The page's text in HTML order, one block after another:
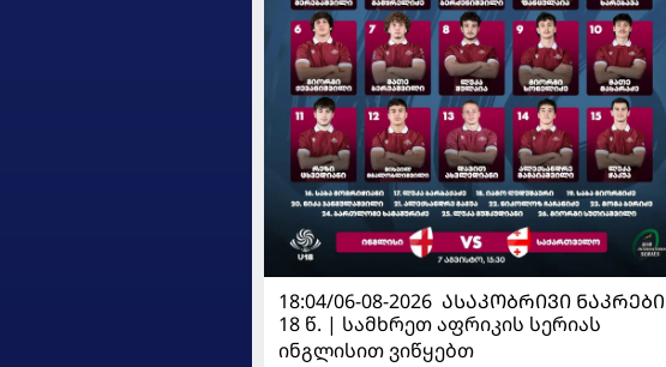
18:04/06-08-2026 ᲐᲡᲐᲙᲝᲑᲠᲘᲕᲘ ᲜᲐᲙᲠᲔᲑᲘ
18 წ. | სამხრეთ აფრიკის სერიას
ინგლისით ვიწყებთ